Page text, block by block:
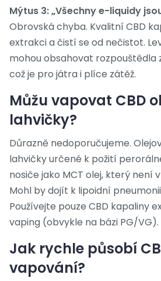
Mýtus 3: „Všechny e-liquidy
Obrovská chyba. Kvalitní CBD
extrakci a čistí se od nečistot.
mohou obsahovat rozpouštědla
což je pro játra i plíce zátěž.
Můžu vapovat CBD
lahvičky?
Důrazně nedoporučujeme.
lahvičky určené k požití
nosiče jako MCT olej, který není
Mohl by dojít k lipoidní
Používejte pouze CBD kapaliny
vaping (obvykle na bázi PG/VG).
Jak rychle působí
vapování?